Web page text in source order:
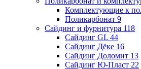
Комплектующие к
Поликарбонат 9
Сайдинг и фурнитура 118
Сайдинг GL 44
Сайдинг Дёке 16
Сайдинг Доломит 13
Сайдинг Ю-Пласт 22